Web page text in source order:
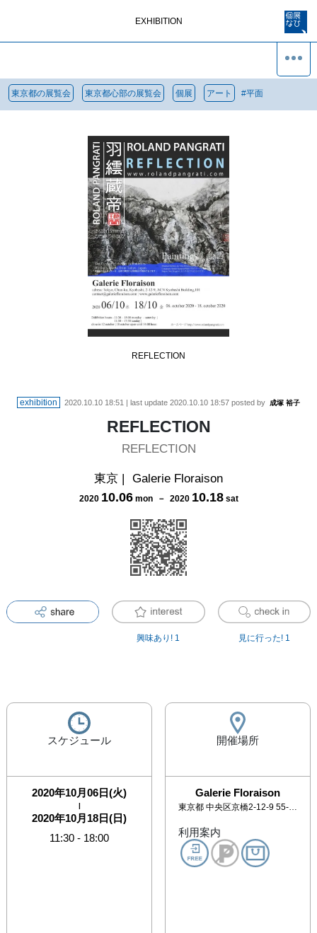
EXHIBITION
東京都の展覧会 東京都心部の展覧会 個展 アート #平面
REFLECTION
exhibition 2020.10.10 18:51 | last update 2020.10.10 18:57 posted by 成塚 裕子
REFLECTION
REFLECTION
東京 | Galerie Floraison
2020 10.06 mon－ 2020 10.18 sat
興味あり! 1 見に行った! 1
スケジュール
2020年10月06日(火)
|
2020年10月18日(日)
11:30 - 18:00
開催場所
Galerie Floraison
東京都 中央区京橋2-12-9 55-1 京橋ビル1階
利用案内